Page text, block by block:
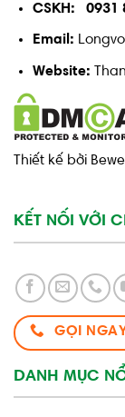
CSKH: 0931
Email:
Website:
Thiết kế bởi
KẾT NỐI VỚI
GỌI
DANH MỤC